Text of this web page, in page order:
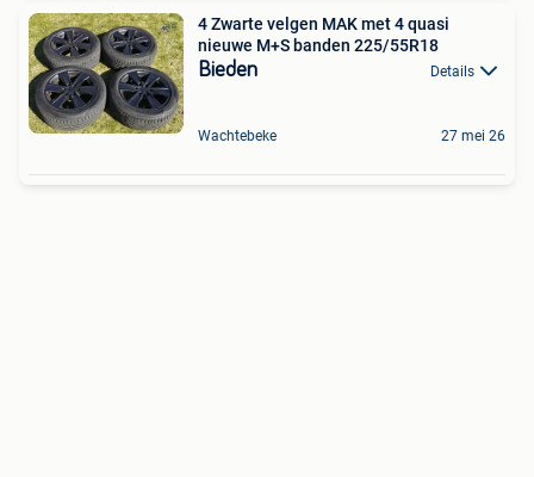
4 Zwarte velgen MAK met 4 quasi
nieuwe M+S banden 225/55R18
Bieden Details
Wachtebeke 27 mei 26